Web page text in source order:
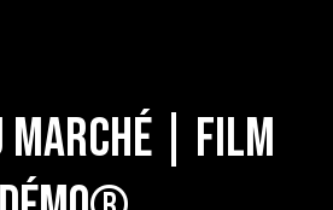
Marché | Film